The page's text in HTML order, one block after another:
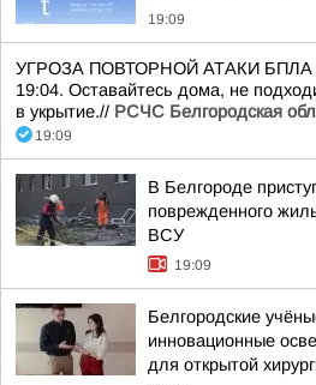
19:09
УГРОЗА ПОВТОРНОЙ АТАКИ БПЛА
19:04. Оставайтесь дома, не
в укрытие.// РСЧС Белгородская
19:09
В Белгороде
поврежденного
ВСУ
19:09
Белгородские
инновационные
для открытой